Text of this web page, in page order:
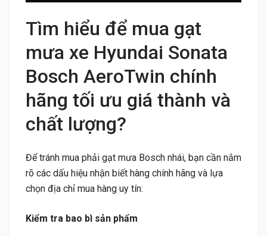
Tìm hiểu để mua gạt
mưa xe Hyundai Sonata
Bosch AeroTwin chính
hãng tối ưu giá thành và
chất lượng?
Để tránh mua phải gạt mưa Bosch nhái, bạn cần nắm
rõ các dấu hiệu nhận biết hàng chính hãng và lựa
chọn địa chỉ mua hàng uy tín:
Kiểm tra bao bì sản phẩm